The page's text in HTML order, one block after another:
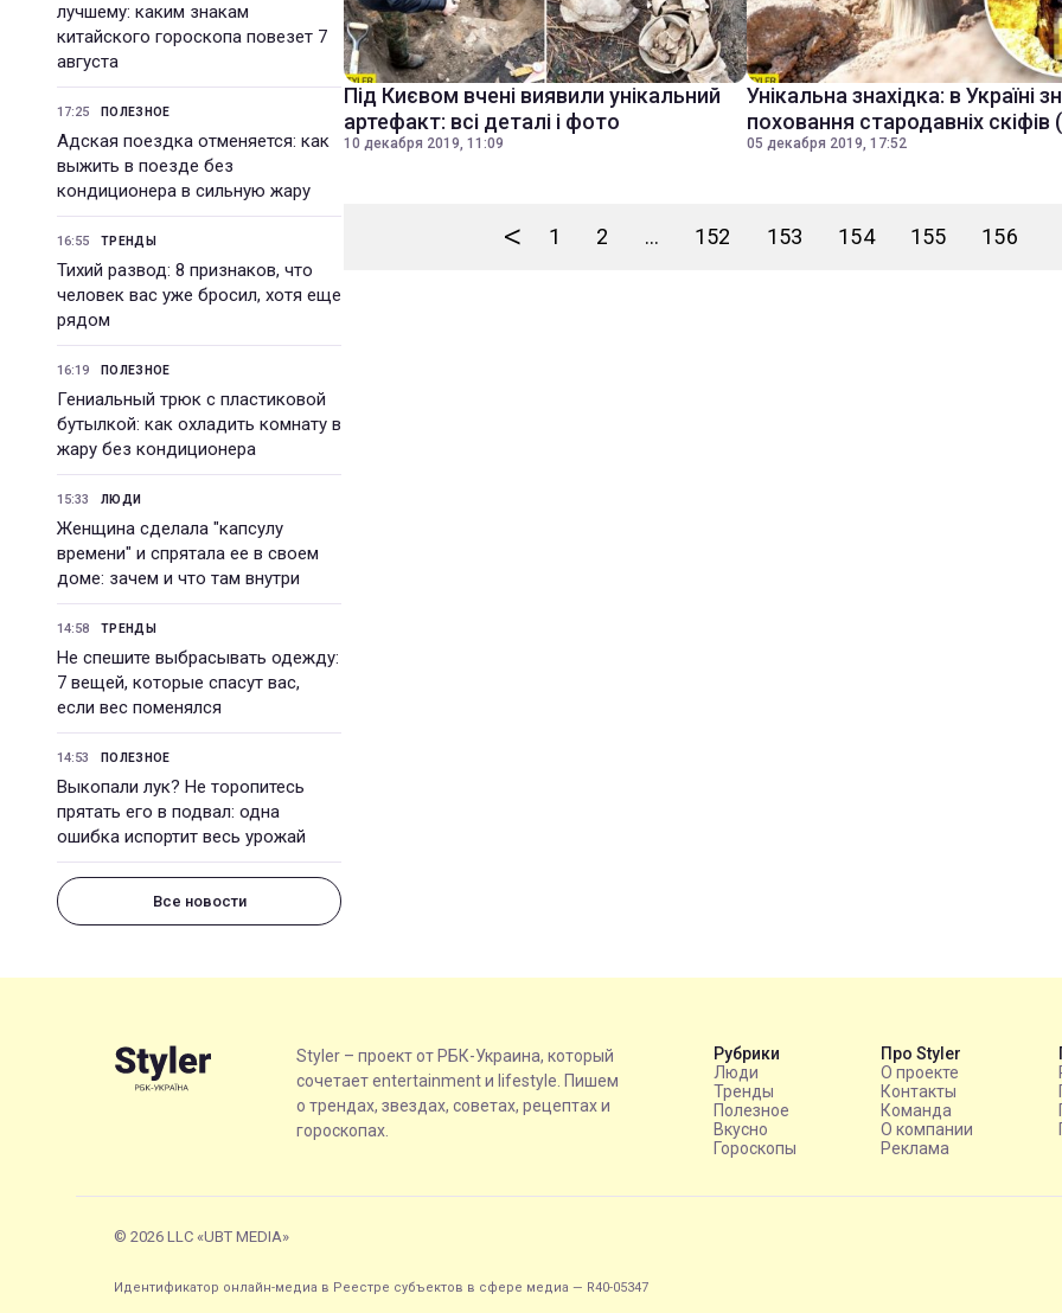
лучшему: каким знакам
китайского гороскопа повезет 7
августа
17:25 ПОЛЕЗНОЕ
Адская поездка отменяется: как
выжить в поезде без
кондиционера в сильную жару
16:55 ТРЕНДЫ
Тихий развод: 8 признаков, что
человек вас уже бросил, хотя еще
рядом
16:19 ПОЛЕЗНОЕ
Гениальный трюк с пластиковой
бутылкой: как охладить комнату в
жару без кондиционера
15:33 ЛЮДИ
Женщина сделала "капсулу
времени" и спрятала ее в своем
доме: зачем и что там внутри
14:58 ТРЕНДЫ
Не спешите выбрасывать одежду:
7 вещей, которые спасут вас,
если вес поменялся
14:53 ПОЛЕЗНОЕ
Выкопали лук? Не торопитесь
прятать его в подвал: одна
ошибка испортит весь урожай
Все новости
Під Києвом вчені виявили унікальний
артефакт: всі деталі і фото
10 декабря 2019, 11:09
Унікальна знахідка: в Україні
поховання стародавніх
05 декабря 2019, 17:52
< 1 2 ... 152 153 154 155 156
Styler – проект от РБК-Украина, который
сочетает entertainment и lifestyle. Пишем
о трендах, звездах, советах, рецептах и
гороскопах.
Рубрики
Люди
Тренды
Полезное
Вкусно
Гороскопы
Про Styler
О проекте
Контакты
Команда
О компании
Реклама
© 2026 LLC «UBT MEDIA»
Идентификатор онлайн-медиа в Реестре субъектов в сфере медиа — R40-05347